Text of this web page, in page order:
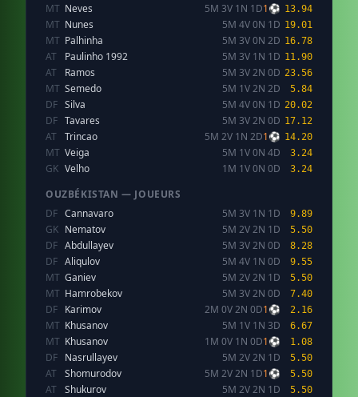
MT Neves 5M 3V 1N 1D1⚽ 13.94
MT Nunes 5M 4V 0N 1D 19.01
MT Palhinha 5M 3V 0N 2D 16.78
AT Paulinho 1992 5M 3V 1N 1D 11.90
AT Ramos 5M 3V 2N 0D 23.56
MT Semedo 5M 1V 2N 2D 5.84
DF Silva 5M 4V 0N 1D 20.02
DF Tavares 5M 3V 2N 0D 17.12
AT Trincao 5M 2V 1N 2D1⚽ 14.20
MT Veiga 5M 1V 0N 4D 3.24
GK Velho 1M 1V 0N 0D 3.24
OUZBÉKISTAN — JOUEURS
DF Cannavaro 5M 3V 1N 1D 9.89
GK Nematov 5M 2V 2N 1D 5.50
DF Abdullayev 5M 3V 2N 0D 8.28
DF Aliqulov 5M 4V 1N 0D 9.55
MT Ganiev 5M 2V 2N 1D 5.50
MT Hamrobekov 5M 3V 2N 0D 7.40
DF Karimov 2M 0V 2N 0D1⚽ 2.16
MT Khusanov 5M 1V 1N 3D 6.67
MT Khusanov 1M 0V 1N 0D1⚽ 1.08
DF Nasrullayev 5M 2V 2N 1D 5.50
AT Shomurodov 5M 2V 2N 1D1⚽ 5.50
AT Shukurov 5M 2V 2N 1D 5.50